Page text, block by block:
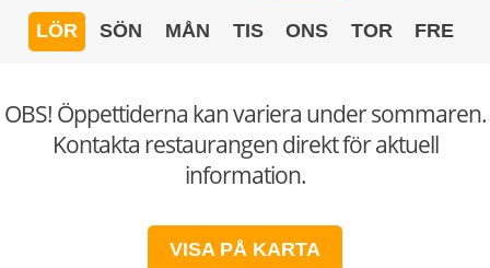
LÖR SÖN MÅN TIS ONS TOR FRE
OBS! Öppettiderna kan variera under sommaren.
Kontakta restaurangen direkt för aktuell
information.
VISA PÅ KARTA